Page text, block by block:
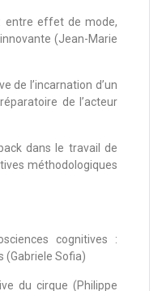
entre effet de mode,
(Jean-Marie
de l’incarnation d’un
de l’acteur
dans le travail de
méthodologiques
cognitives :
(Gabriele Sofia)
du cirque (Philippe